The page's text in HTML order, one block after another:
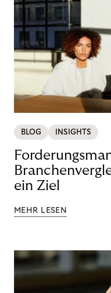
BLOG INSIGHTS
ein Ziel
MEHR LESEN